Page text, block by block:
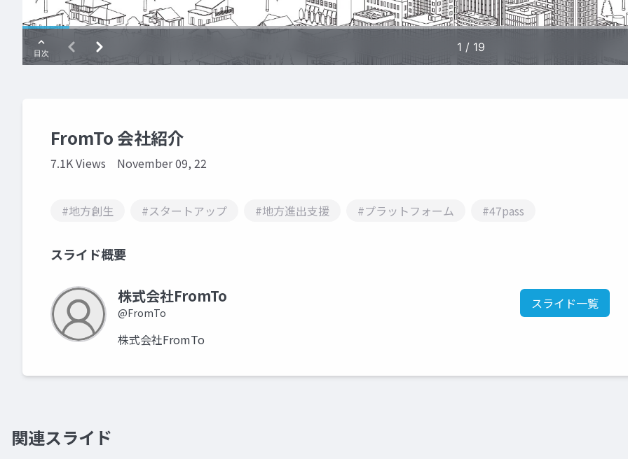
FromTo 会社紹介
7.1K Views November 09, 22
#地方創生 #スタートアップ #地方進出支援 #プラットフォーム #47pass
スライド概要
株式会社FromTo
@FromTo
スライド一覧
株式会社FromTo
関連スライド